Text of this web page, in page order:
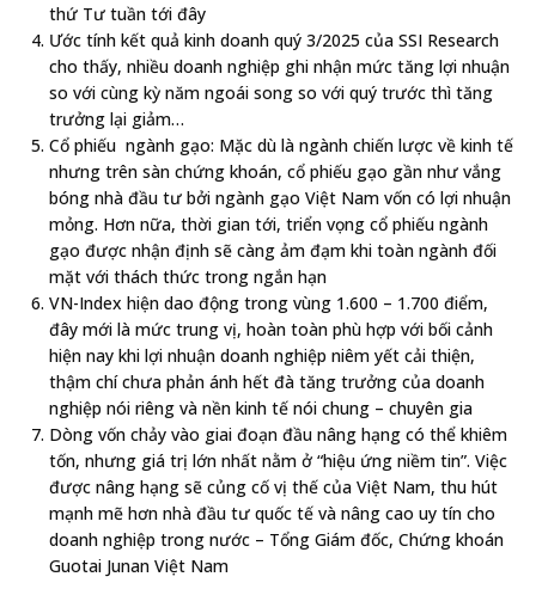
thứ Tư tuần tới đây
Ước tính kết quả kinh doanh quý 3/2025 của SSI Research
cho thấy, nhiều doanh nghiệp ghi nhận mức tăng lợi nhuận
so với cùng kỳ năm ngoái song so với quý trước thì tăng
trưởng lại giảm…
Cổ phiếu ngành gạo: Mặc dù là ngành chiến lược về kinh tế
nhưng trên sàn chứng khoán, cổ phiếu gạo gần như vắng
bóng nhà đầu tư bởi ngành gạo Việt Nam vốn có lợi nhuận
mỏng. Hơn nữa, thời gian tới, triển vọng cổ phiếu ngành
gạo được nhận định sẽ càng ảm đạm khi toàn ngành đối
mặt với thách thức trong ngắn hạn
VN-Index hiện dao động trong vùng 1.600 – 1.700 điểm,
đây mới là mức trung vị, hoàn toàn phù hợp với bối cảnh
hiện nay khi lợi nhuận doanh nghiệp niêm yết cải thiện,
thậm chí chưa phản ánh hết đà tăng trưởng của doanh
nghiệp nói riêng và nền kinh tế nói chung – chuyên gia
Dòng vốn chảy vào giai đoạn đầu nâng hạng có thể khiêm
tốn, nhưng giá trị lớn nhất nằm ở “hiệu ứng niềm tin”. Việc
được nâng hạng sẽ củng cố vị thế của Việt Nam, thu hút
mạnh mẽ hơn nhà đầu tư quốc tế và nâng cao uy tín cho
doanh nghiệp trong nước – Tổng Giám đốc, Chứng khoán
Guotai Junan Việt Nam